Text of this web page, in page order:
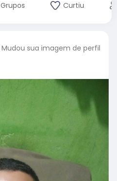
Grupos Curtiu
Mudou sua imagem de perfil